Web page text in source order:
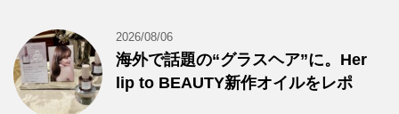
2026/08/06
海外で話題の“グラスヘア”に。Her
lip to BEAUTY新作オイルをレポ